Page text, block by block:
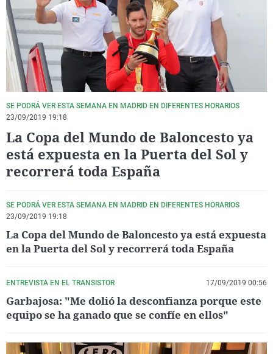
La rosa de los vientos
Gente viajera
Como el perro y el
Caso
Retornados
Equipo de
Operación Viuda
Extremadura
Galicia
La Rioja
Navarra
País Vasco
Virales
Televisión
Elecciones
SE PODRÁ VER ESTA SEMANA EN MADRID EN DIFERENTES HORARIOS
23/09/2019 19:18
La Copa del Mundo de Baloncesto ya
está expuesta en la Puerta del Sol y
recorrerá toda España
SE PODRÁ VER ESTA SEMANA EN MADRID EN DIFERENTES HORARIOS
23/09/2019 19:18
La Copa del Mundo de Baloncesto ya está expuesta
en la Puerta del Sol y recorrerá toda España
ENTREVISTA EN EL TRANSISTOR 17/09/2019 00:56
Garbajosa: "Me dolió la desconfianza porque este
equipo se ha ganado que se confíe en ellos"